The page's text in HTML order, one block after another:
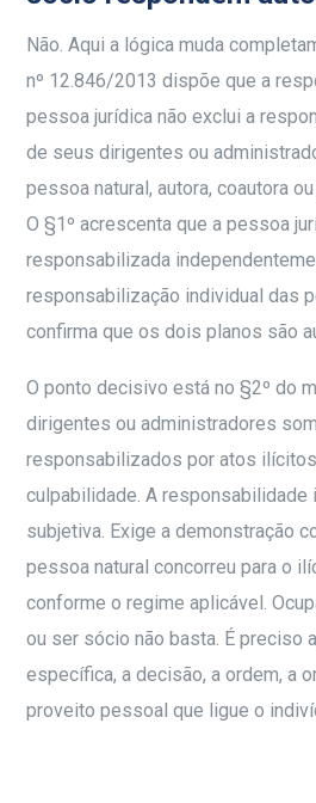
Não. Aqui a lógica muda
nº 12.846/2013 dispõe que a
pessoa jurídica não exclui a
de seus dirigentes ou
pessoa natural, autora, coautora
O §1º acrescenta que a pessoa
responsabilizada
responsabilização individual das
confirma que os dois planos são
O ponto decisivo está no §2º do
dirigentes ou administradores
responsabilizados por atos
culpabilidade. A responsabilidade
subjetiva. Exige a demonstração
pessoa natural concorreu para o
conforme o regime aplicável.
ou ser sócio não basta. É preciso
específica, a decisão, a ordem, a
proveito pessoal que ligue o